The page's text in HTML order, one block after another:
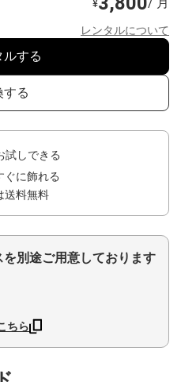
¥
レンタルについて
ルする
する
試しできる
ぐに飾れる
送料無料
別途ご用意しております
ちら